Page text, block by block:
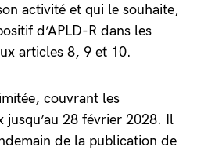
activité et qui le souhaite,
d’APLD-R dans les
articles 8, 9 et 10.
couvrant les
28 février 2028. Il
de la publication de